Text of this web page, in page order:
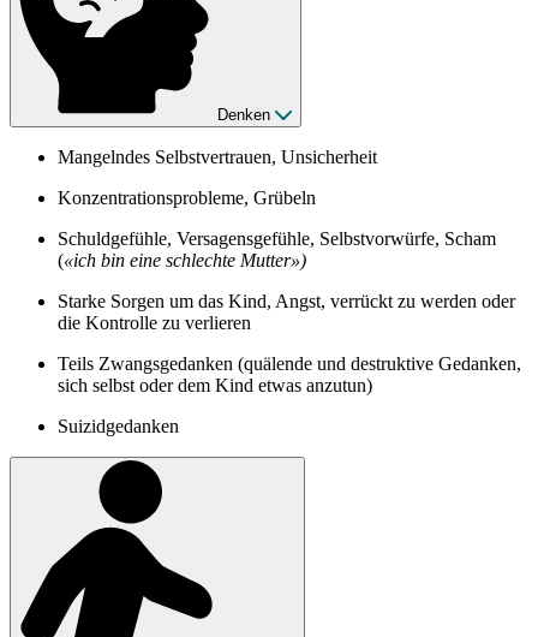
Denken
Mangelndes Selbstvertrauen, Unsicherheit
Konzentrationsprobleme, Grübeln
Schuldgefühle, Versagensgefühle, Selbstvorwürfe, Scham
(«ich bin eine schlechte Mutter»)
Starke Sorgen um das Kind, Angst, verrückt zu werden oder
die Kontrolle zu verlieren
Teils Zwangsgedanken (quälende und destruktive Gedanken,
sich selbst oder dem Kind etwas anzutun)
Suizidgedanken